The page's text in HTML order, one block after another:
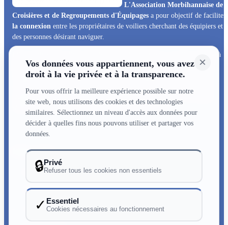
L'Association Morbihannaise de
Croisières et de Regroupements d'Équipages a pour objectif de faciliter
la connexion entre les propriétaires de voiliers cherchant des équipiers et
des personnes désirant naviguer.
Elle se différencie d’une simple bourse des équipiers, car elle s’attache à
pérenniser les relations entre ses membres. Des soirées mensuelles sont
organisées, animées par un thème lié à la navigation, aux bateaux, aux
régulières nous permet de mieux nous connaitre et bien sûr la pratique
répétée de croisières est le cœur de vie de l’association.
Infos utiles
Qui sommes nous
Adhésions & renouvellement
Contactez-nous
×
Vos données vous appartiennent, vous avez
droit à la vie privée et à la transparence.
Pour vous offrir la meilleure expérience possible sur notre
site web, nous utilisons des cookies et des technologies
similaires. Sélectionnez un niveau d'accès aux données pour
décider à quelles fins nous pouvons utiliser et partager vos
données.
🔒Privé
Refuser tous les cookies non essentiels
✓ Essentiel
Cookies nécessaires au fonctionnement